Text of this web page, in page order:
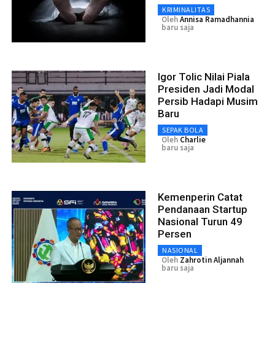
KRIMINALITAS
OlehAnnisa Ramadhannia
baru saja
Igor Tolic Nilai Piala
Presiden Jadi Modal
Persib Hadapi Musim
Baru
SEPAK BOLA
Oleh Charlie
baru saja
Kemenperin Catat
Pendanaan Startup
Nasional Turun 49
Persen
NASIONAL
Oleh Zahrotin Aljannah
baru saja